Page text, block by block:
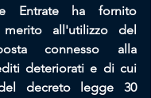
Entrate ha fornito
all'utilizzo del
connesso alla
deteriorati e di cui
decreto legge 30